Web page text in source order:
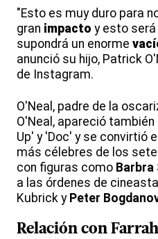
"Esto es muy duro para
gran impacto y esto será
supondrá un enorme
anunció su hijo, Patrick
de Instagram.
O'Neal, padre de la
O'Neal, apareció
Up' y 'Doc' y se convirtió
más célebres de los
con figuras como Barbra
a las órdenes de
Kubrick y Peter
Relación con Farrah